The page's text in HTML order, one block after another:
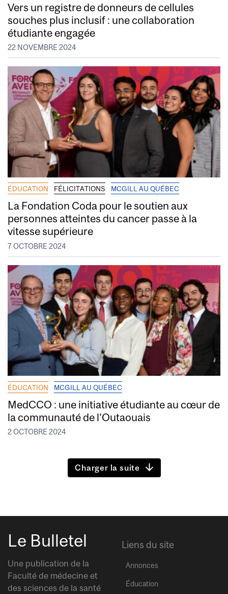
Vers un registre de donneurs de cellules
souches plus inclusif : une collaboration
étudiante engagée
22 NOVEMBRE 2024
ÉDUCATION FÉLICITATIONS MCGILL AU QUÉBEC
La Fondation Coda pour le soutien aux
personnes atteintes du cancer passe à la
vitesse supérieure
7 OCTOBRE 2024
ÉDUCATION MCGILL AU QUÉBEC
MedCCO : une initiative étudiante au cœur de
la communauté de l’Outaouais
2 OCTOBRE 2024
Charger la suite
Le Bulletel
Une publication de la
Faculté de médecine et
des sciences de la santé
Liens du site
Annonces
Éducation